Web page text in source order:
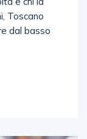
Toscano
dal basso